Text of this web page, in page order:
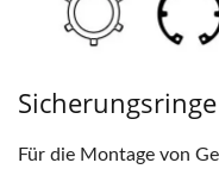
Für die Montage von